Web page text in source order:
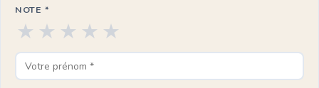
NOTE *
★
★
★
★
★